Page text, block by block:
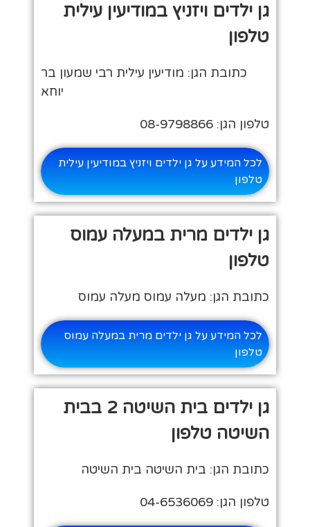
גן ילדים ויזניץ במודיעין עילית
טלפון
כתובת הגן: מודיעין עילית רבי שמעון בר
יוחא
טלפון הגן: 08-9798866
לכל המידע על גן ילדים ויזניץ במודיעין עילית
טלפון
גן ילדים מרית במעלה עמוס
טלפון
כתובת הגן: מעלה עמוס מעלה עמוס
לכל המידע על גן ילדים מרית במעלה עמוס
טלפון
גן ילדים בית השיטה 2 בבית
השיטה טלפון
כתובת הגן: בית השיטה בית השיטה
טלפון הגן: 04-6536069